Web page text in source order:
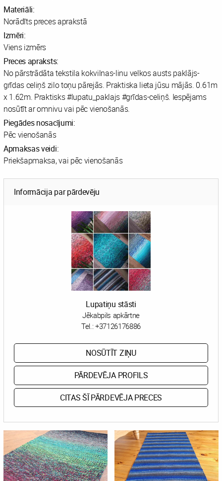
Materiāli:
Norādīts preces aprakstā
Izmēri:
Viens izmērs
Preces apraksts:
No pārstrādāta tekstila kokvilnas-linu velkos austs paklājs-
grīdas celiņš zilo toņu pārejās. Praktiska lieta jūsu mājās. 0.61m
x 1.62m. Praktisks #lupatu_paklajs #grīdas-celiņš. Iespējams
nosūtīt ar omnivu vai pēc vienošanās.
Piegādes nosacījumi:
Pēc vienošanās
Apmaksas veidi:
Priekšapmaksa, vai pēc vienošanās
Informācija par pārdevēju
Lupatiņu stāsti
Jēkabpils apkārtne
Tel.: +37126176886
NOSŪTĪT ZIŅU
PĀRDEVĒJA PROFILS
CITAS ŠĪ PĀRDEVĒJA PRECES